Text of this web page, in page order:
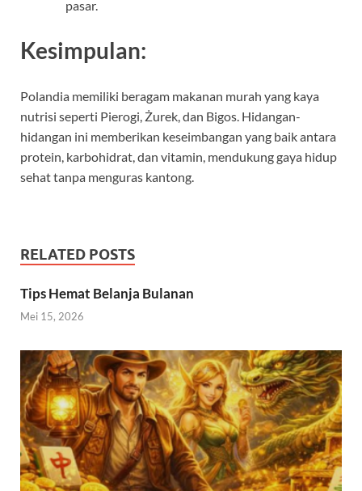
pasar.
Kesimpulan:
Polandia memiliki beragam makanan murah yang kaya
nutrisi seperti Pierogi, Żurek, dan Bigos. Hidangan-
hidangan ini memberikan keseimbangan yang baik antara
protein, karbohidrat, dan vitamin, mendukung gaya hidup
sehat tanpa menguras kantong.
RELATED POSTS
Tips Hemat Belanja Bulanan
Mei 15, 2026